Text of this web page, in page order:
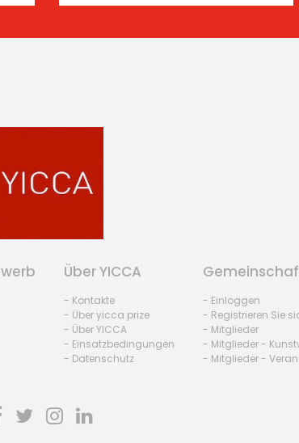
Über YICCA
- Kontakte
- Über yicca prize
- Über YICCA
- Einsatzbedingungen
- Datenschutz
- Einloggen
- Registrieren Sie
- Mitglieder
- Mitglieder -
- Mitglieder -